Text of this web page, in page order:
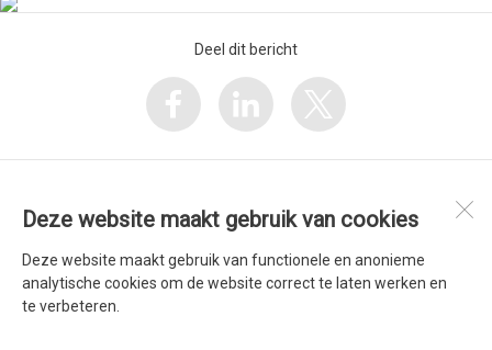
Deze website maakt gebruik van cookies
Deze website maakt gebruik van functionele en anonieme
analytische cookies om de website correct te laten werken en
te verbeteren.
Deel dit bericht
Beachvolleybalclub de Zandbak